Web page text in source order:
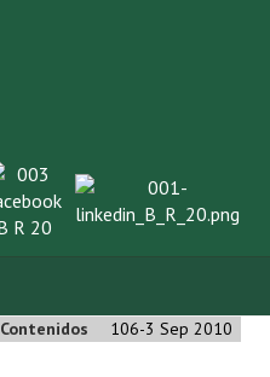
Contenidos 106-3 Sep 2010